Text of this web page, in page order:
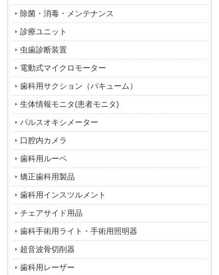
除菌・消毒・メンテナンス
診療ユニット
虫歯診断装置
電動式マイクロモーター
歯科用サクション（バキューム）
生体情報モニタ(患者モニタ)
パルスオキシメーター
口腔内カメラ
歯科用ルーペ
矯正歯科用製品
歯科用インスツルメント
チェアサイド用品
歯科手術用ライト・手術用照明器
超音波骨切削器
歯科用レーザー